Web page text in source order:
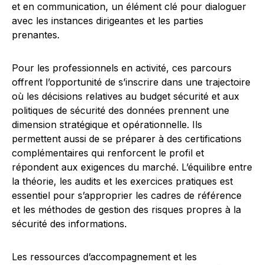
et en communication, un élément clé pour dialoguer
avec les instances dirigeantes et les parties
prenantes.
Pour les professionnels en activité, ces parcours
offrent l’opportunité de s’inscrire dans une trajectoire
où les décisions relatives au budget sécurité et aux
politiques de sécurité des données prennent une
dimension stratégique et opérationnelle. Ils
permettent aussi de se préparer à des certifications
complémentaires qui renforcent le profil et
répondent aux exigences du marché. L’équilibre entre
la théorie, les audits et les exercices pratiques est
essentiel pour s’approprier les cadres de référence
et les méthodes de gestion des risques propres à la
sécurité des informations.
Les ressources d’accompagnement et les